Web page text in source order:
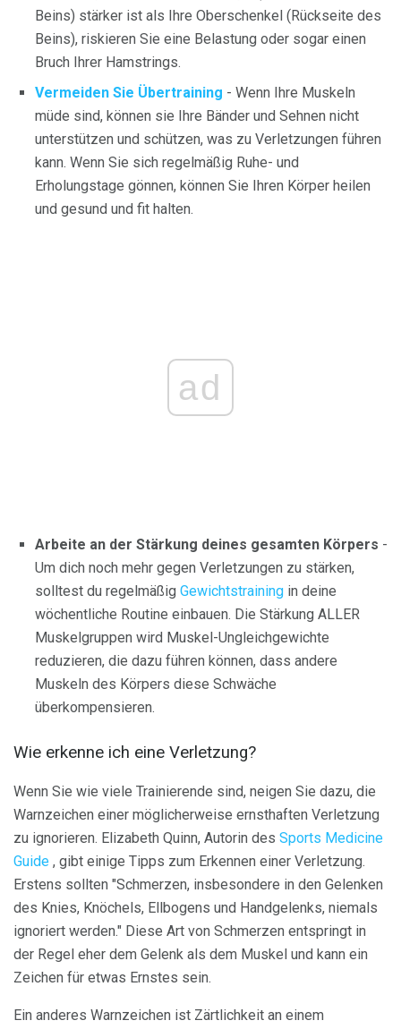
Beins) stärker ist als Ihre Oberschenkel (Rückseite des
Beins), riskieren Sie eine Belastung oder sogar einen
Bruch Ihrer Hamstrings.
Vermeiden Sie Übertraining - Wenn Ihre Muskeln
müde sind, können sie Ihre Bänder und Sehnen nicht
unterstützen und schützen, was zu Verletzungen führen
kann. Wenn Sie sich regelmäßig Ruhe- und
Erholungstage gönnen, können Sie Ihren Körper heilen
und gesund und fit halten.
ad
Arbeite an der Stärkung deines gesamten Körpers -
Um dich noch mehr gegen Verletzungen zu stärken,
solltest du regelmäßig Gewichtstraining in deine
wöchentliche Routine einbauen. Die Stärkung ALLER
Muskelgruppen wird Muskel-Ungleichgewichte
reduzieren, die dazu führen können, dass andere
Muskeln des Körpers diese Schwäche
überkompensieren.
Wie erkenne ich eine Verletzung?
Wenn Sie wie viele Trainierende sind, neigen Sie dazu, die
Warnzeichen einer möglicherweise ernsthaften Verletzung
zu ignorieren. Elizabeth Quinn, Autorin des Sports Medicine
Guide , gibt einige Tipps zum Erkennen einer Verletzung.
Erstens sollten "Schmerzen, insbesondere in den Gelenken
des Knies, Knöchels, Ellbogens und Handgelenks, niemals
ignoriert werden." Diese Art von Schmerzen entspringt in
der Regel eher dem Gelenk als dem Muskel und kann ein
Zeichen für etwas Ernstes sein.
Ein anderes Warnzeichen ist Zärtlichkeit an einem